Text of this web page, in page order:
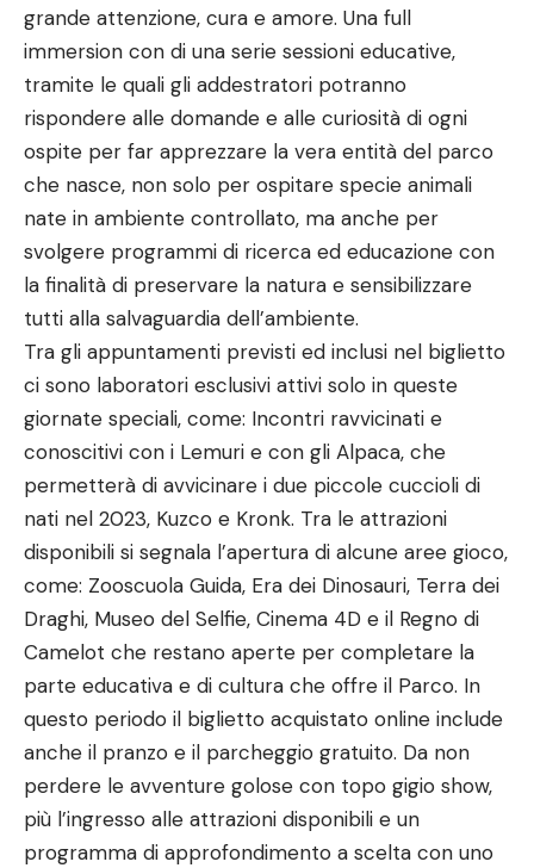
grande attenzione, cura e amore. Una full
immersion con di una serie sessioni educative,
tramite le quali gli addestratori potranno
rispondere alle domande e alle curiosità di ogni
ospite per far apprezzare la vera entità del parco
che nasce, non solo per ospitare specie animali
nate in ambiente controllato, ma anche per
svolgere programmi di ricerca ed educazione con
la finalità di preservare la natura e sensibilizzare
tutti alla salvaguardia dell’ambiente.
Tra gli appuntamenti previsti ed inclusi nel biglietto
ci sono laboratori esclusivi attivi solo in queste
giornate speciali, come: Incontri ravvicinati e
conoscitivi con i Lemuri e con gli Alpaca, che
permetterà di avvicinare i due piccole cuccioli di
nati nel 2023, Kuzco e Kronk. Tra le attrazioni
disponibili si segnala l’apertura di alcune aree gioco,
come: Zooscuola Guida, Era dei Dinosauri, Terra dei
Draghi, Museo del Selfie, Cinema 4D e il Regno di
Camelot che restano aperte per completare la
parte educativa e di cultura che offre il Parco. In
questo periodo il biglietto acquistato online include
anche il pranzo e il parcheggio gratuito. Da non
perdere le avventure golose con topo gigio show,
più l’ingresso alle attrazioni disponibili e un
programma di approfondimento a scelta con uno